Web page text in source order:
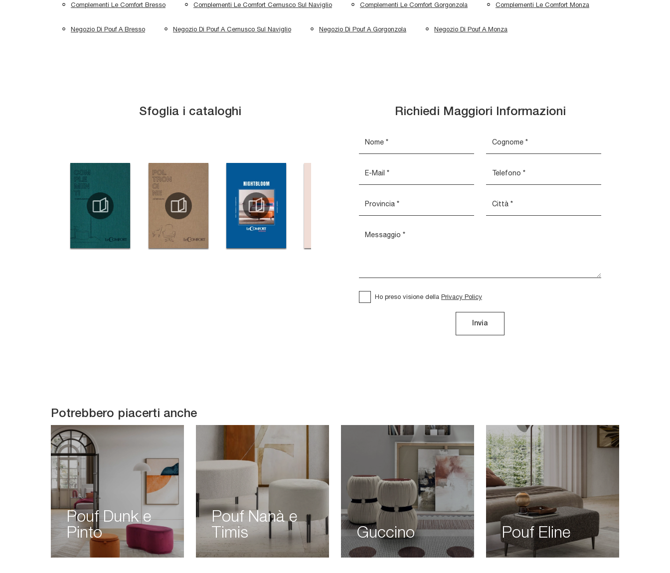
Complementi Le Comfort Bresso Complementi Le Comfort Cernusco Sul Naviglio Complementi Le Comfort Gorgonzola Complementi Le Comfort Monza
Negozio Di Pouf A Bresso Negozio Di Pouf A Cernusco Sul Naviglio Negozio Di Pouf A Gorgonzola Negozio Di Pouf A Monza
Sfoglia i cataloghi Richiedi Maggiori Informazioni
Ho preso visione della Privacy Policy
Invia
Potrebbero piacerti anche
Pouf Dunk e
Pinto
Pouf Nanà e
Timis
Guccino Pouf Eline